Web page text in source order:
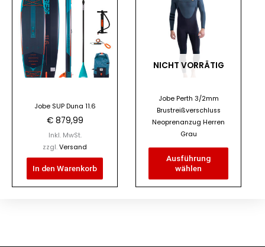
Jobe SUP Duna 11.6
€879,99
Inkl. MwSt.
zzgl. Versand
In den Warenkorb
NICHT VORRÄTIG
Jobe Perth 3/2mm
Brustreißverschluss
Neoprenanzug Herren
Grau
Ausführung
wählen
weist
mehrere
Varianten
auf.
Die
können
auf
der
Produktseite
gewählt
werden